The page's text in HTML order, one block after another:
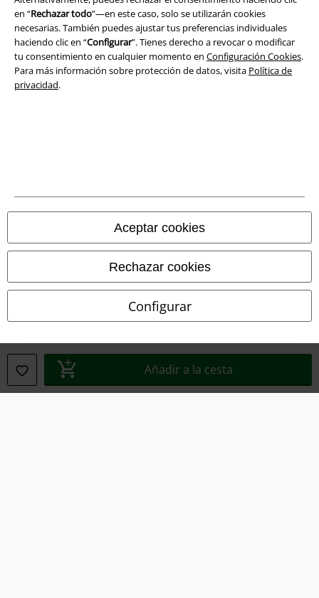
en “Rechazar todo”—en este caso, solo se utilizarán cookies
necesarias. También puedes ajustar tus preferencias individuales
haciendo clic en “Configurar”. Tienes derecho a revocar o modificar
tu consentimiento en cualquier momento en Configuración Cookies.
Para más información sobre protección de datos, visita Política de
privacidad.
Aceptar cookies
Rechazar cookies
Configurar
Añadir a la cesta
Legal
Términos y Condiciones
Aviso Legal
Ley protección de datos
Eliminación de residuos y protección del medioambiente
Declaración de Conformidad
Información sobre accesibilidad